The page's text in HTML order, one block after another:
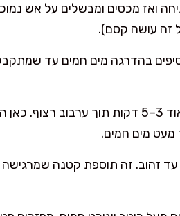
בהדרגה מים חמים עד
מעבירים את הרוטב לסיר קטן ומחממים על אש נמוכה מאוד 3–5 דקות תוך
מעט מים חמים.
קולים צנוברים/שקדים 2–3 דקות עד זהוב. זה תוספת קטנה שמרגישה